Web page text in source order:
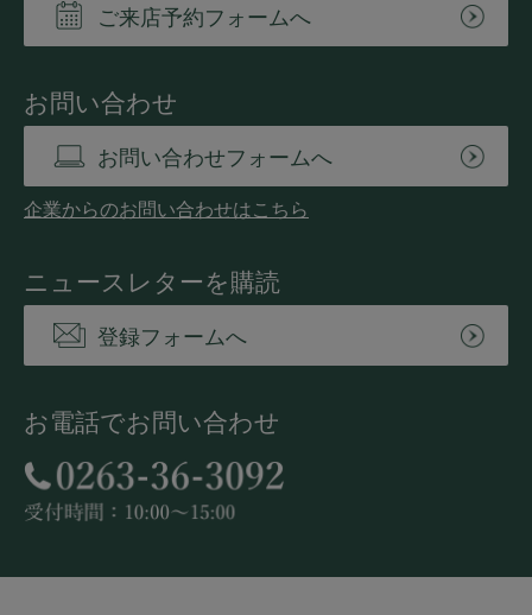
ご来店予約フォームへ
お問い合わせ
お問い合わせフォームへ
企業からのお問い合わせはこちら
ニュースレターを購読
登録フォームへ
お電話でお問い合わせ